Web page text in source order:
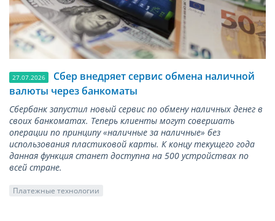
27.07.2026
Сбер внедряет сервис обмена наличной
валюты через банкоматы
Сбербанк запустил новый сервис по обмену наличных денег в
своих банкоматах. Теперь клиенты могут совершать
операции по принципу «наличные за наличные» без
использования пластиковой карты. К концу текущего года
данная функция станет доступна на 500 устройствах по
всей стране.
Платежные технологии